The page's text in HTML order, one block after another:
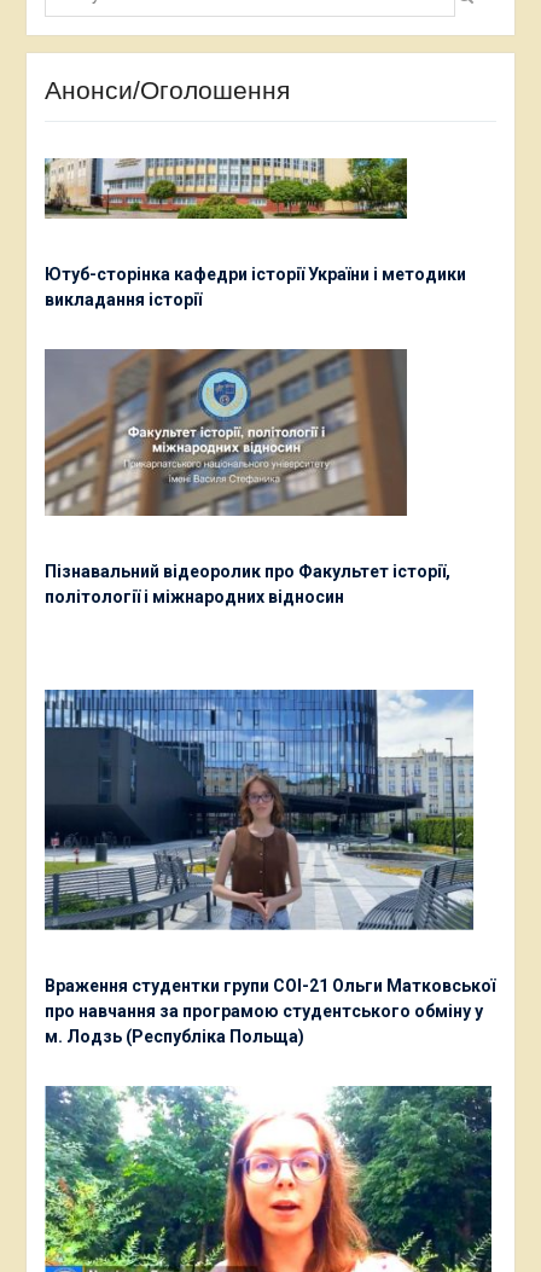
Анонси/Оголошення
Ютуб-сторінка кафедри історії України і методики
викладання історії
Пізнавальний відеоролик про Факультет історії,
політології і міжнародних відносин
Враження студентки групи СОІ-21 Ольги Матковської
про навчання за програмою студентського обміну у
м. Лодзь (Республіка Польща)